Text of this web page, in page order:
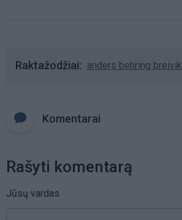
Raktažodžiai anders behring breivik
Komentarai
Rašyti komentarą
Jūsų vardas